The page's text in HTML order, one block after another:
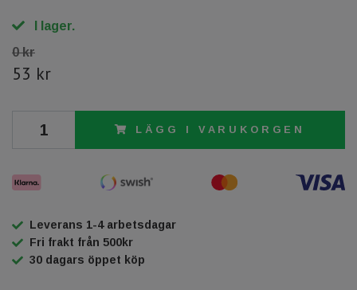
I lager.
0 kr
53 kr
LÄGG I VARUKORGEN
Leverans 1-4 arbetsdagar
Fri frakt från 500kr
30 dagars öppet köp